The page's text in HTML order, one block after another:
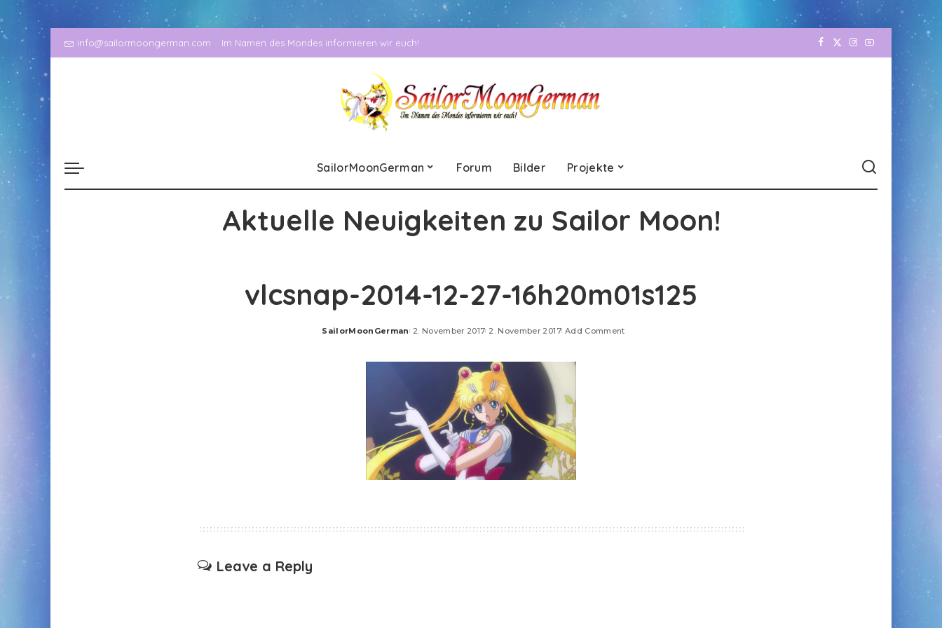
info@sailormoongerman.com Im Namen des Mondes informieren wir euch!
SailorMoonGerman Forum Bilder Projekte
Aktuelle Neuigkeiten zu Sailor Moon!
vlcsnap-2014-12-27-16h20m01s125
Posted
SailorMoonGerman 2. November 2017 2. November 2017 Add Comment
Leave a Reply